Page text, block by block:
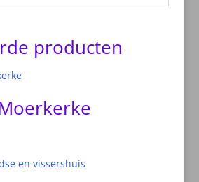
producten